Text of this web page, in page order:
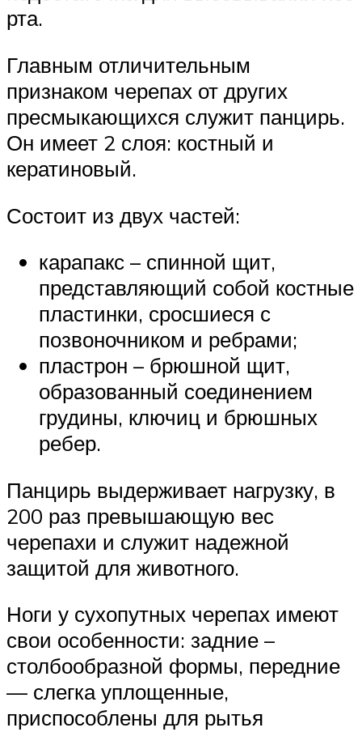
рта.
Главным отличительным
признаком черепах от других
пресмыкающихся служит панцирь.
Он имеет 2 слоя: костный и
кератиновый.
Состоит из двух частей:
карапакс – спинной щит,
представляющий собой костные
пластинки, сросшиеся с
позвоночником и ребрами;
пластрон – брюшной щит,
образованный соединением
грудины, ключиц и брюшных
ребер.
Панцирь выдерживает нагрузку, в
200 раз превышающую вес
черепахи и служит надежной
защитой для животного.
Ноги у сухопутных черепах имеют
свои особенности: задние –
столбообразной формы, передние
— слегка уплощенные,
приспособлены для рытья